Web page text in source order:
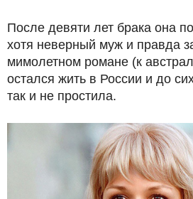
После девяти лет брака она
хотя неверный муж и правда
мимолетном романе (к
остался жить в России и до
так и не простила.